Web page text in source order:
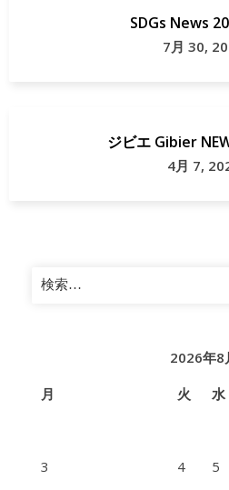
SDGs News
7月 30,
ジビエ Gibier
4月 7,
検
索:
2026年8
月
火 水
3
4 5